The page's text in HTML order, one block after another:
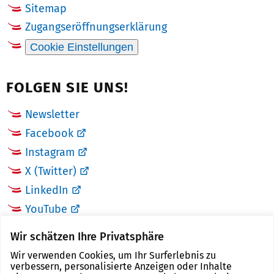
Wir schätzen Ihre Privatsphäre
Wir verwenden Cookies, um Ihr Surferlebnis zu
verbessern, personalisierte Anzeigen oder Inhalte
Sitemap
Zugangseröffnungserklärung
Cookie Einstellungen
FOLGEN SIE UNS!
Newsletter
Facebook
Instagram
X (Twitter)
LinkedIn
YouTube
LINKS